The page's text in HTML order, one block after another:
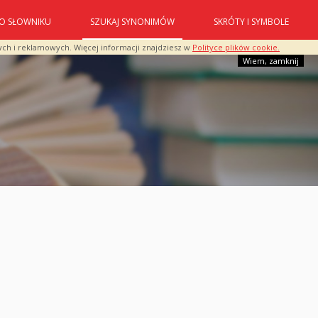
i reklamowych. Więcej informacji znajdziesz w Polityce plików cookie.
Wiem, zamknij
O SŁOWNIKU SZUKAJ SYNONIMÓW SKRÓTY I SYMBOLE